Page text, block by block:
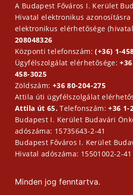
A Budapest Főváros I. Kerület
Hivatal elektronikus azonosításra
elektronikus elérhetősége
208048326
Központi telefonszám:(+36) 1-
Ügyfélszolgálat elérhetősége:
458-3025
Zöldszám: +36 80-204-275
Attila úti ügyfélszolgálat
Attila út 65.Telefonszám:+36 1-
Budapest I. Kerület Budavári
adószáma: 15735643-2-41
Budapest Főváros I. Kerület
Hivatal adószáma: 15501002-2-41
Minden jog fenntartva.